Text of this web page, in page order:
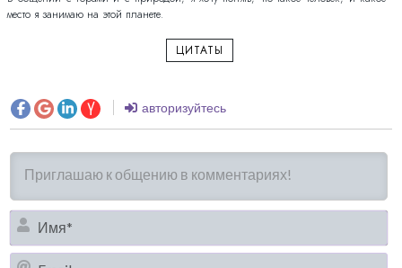
место я занимаю на этой планете.
ЦИТАТЫ
авторизуйтесь